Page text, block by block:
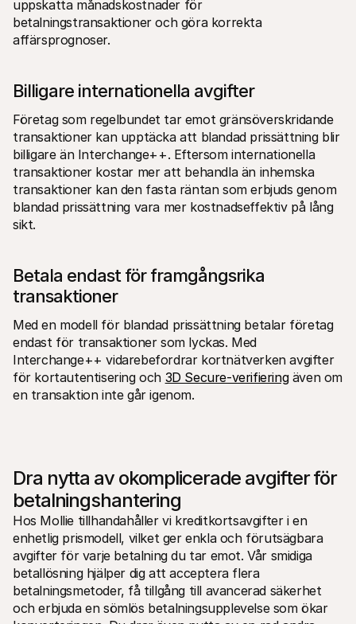
uppskatta månadskostnader för
betalningstransaktioner och göra korrekta
affärsprognoser.
Billigare internationella avgifter
Företag som regelbundet tar emot gränsöverskridande
transaktioner kan upptäcka att blandad prissättning blir
billigare än Interchange++. Eftersom internationella
transaktioner kostar mer att behandla än inhemska
transaktioner kan den fasta räntan som erbjuds genom
blandad prissättning vara mer kostnadseffektiv på lång
sikt.
Betala endast för framgångsrika
transaktioner
Med en modell för blandad prissättning betalar företag
endast för transaktioner som lyckas. Med
Interchange++ vidarebefordrar kortnätverken avgifter
för kortautentisering och 3D Secure-verifiering även om
en transaktion inte går igenom.
Dra nytta av okomplicerade avgifter för
betalningshantering
Hos Mollie tillhandahåller vi kreditkortsavgifter i en
enhetlig prismodell, vilket ger enkla och förutsägbara
avgifter för varje betalning du tar emot. Vår smidiga
betallösning hjälper dig att acceptera flera
betalningsmetoder, få tillgång till avancerad säkerhet
och erbjuda en sömlös betalningsupplevelse som ökar